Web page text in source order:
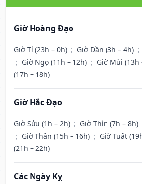
Giờ Hoàng Đạo
Giờ Tí (23h – 0h) ; Giờ Dần (3h – 4h) ;
; Giờ Ngọ (11h – 12h) ; Giờ Mùi (13h
(17h – 18h)
Giờ Hắc Đạo
Giờ Sửu (1h – 2h) ; Giờ Thìn (7h – 8h)
; Giờ Thân (15h – 16h) ; Giờ Tuất
(21h – 22h)
Các Ngày Kỵ